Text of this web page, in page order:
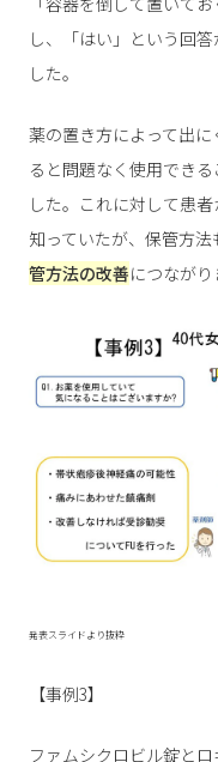
し、「はい」という回
した。
薬の置き方によって出
ると問題なく使用でき
した。これに対して患
知っていたが、保管方法
管方法の改善につながり
発表スライドより抜粋
【事例3】
ファムシクロビル錠と